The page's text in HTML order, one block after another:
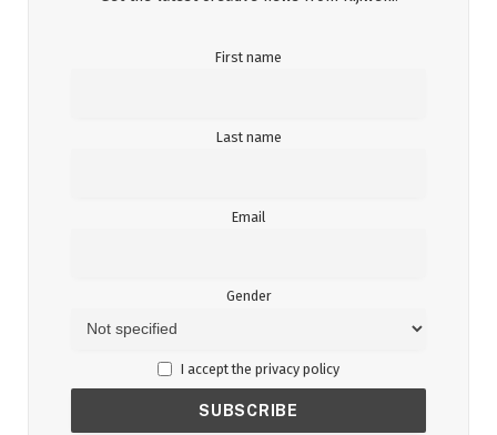
First name
Last name
Email
Gender
I accept the privacy policy